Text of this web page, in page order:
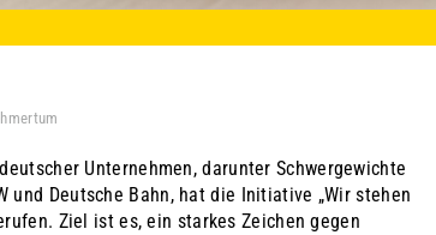
Unternehmen, darunter Schwergewichte
und Deutsche Bahn, hat die Initiative „Wir stehen
Ziel ist es, ein starkes Zeichen gegen